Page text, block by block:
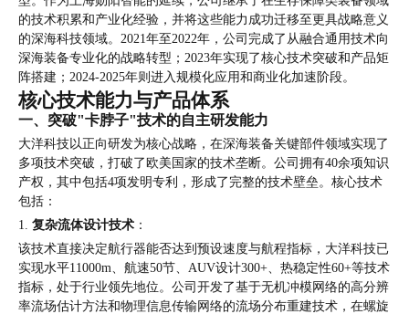
的技术积累和产业化经验，并将这些能力成功迁移至更具战略意义
的深海科技领域。2021年至2022年，公司完成了从融合通用技术向
深海装备专业化的战略转型；2023年实现了核心技术突破和产品矩
阵搭建；2024-2025年则进入规模化应用和商业化加速阶段。
核心技术能力与产品体系
一、 突破"卡脖子"技术的自主研发能力
大洋科技以正向研发为核心战略，在深海装备关键部件领域实现了
多项技术突破，打破了欧美国家的技术垄断。公司拥有40余项知识
产权，其中包括4项发明专利，形成了完整的技术壁垒。核心技术
包括：
1. 复杂流体设计技术 ：
该技术直接决定航行器能否达到预设速度与航程指标，大洋科技已
实现水平11000m、航速50节、AUV设计300+、热稳定性60+等技术
指标，处于行业领先地位。公司开发了基于无机冲模网络的高分辨
率流场估计方法和物理信息传输网络的流场分布重建技术，在螺旋